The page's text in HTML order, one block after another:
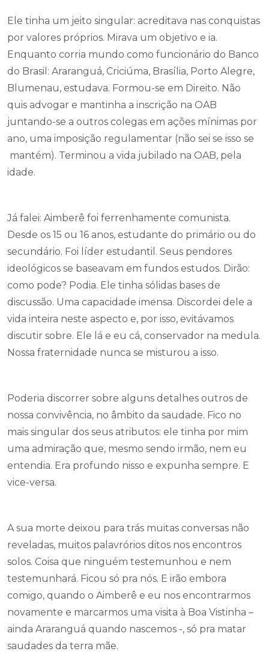
Ele tinha um jeito singular: acreditava nas conquistas
por valores próprios. Mirava um objetivo e ia.
Enquanto corria mundo como funcionário do Banco
do Brasil: Araranguá, Criciúma, Brasília, Porto Alegre,
Blumenau, estudava. Formou-se em Direito. Não
quis advogar e mantinha a inscrição na OAB
juntando-se a outros colegas em ações mínimas por
ano, uma imposição regulamentar (não sei se isso se
mantém). Terminou a vida jubilado na OAB, pela
idade.
Já falei: Aimberê foi ferrenhamente comunista.
Desde os 15 ou 16 anos, estudante do primário ou do
secundário. Foi líder estudantil. Seus pendores
ideológicos se baseavam em fundos estudos. Dirão:
como pode? Podia. Ele tinha sólidas bases de
discussão. Uma capacidade imensa. Discordei dele a
vida inteira neste aspecto e, por isso, evitávamos
discutir sobre. Ele lá e eu cá, conservador na medula.
Nossa fraternidade nunca se misturou a isso.
Poderia discorrer sobre alguns detalhes outros de
nossa convivência, no âmbito da saudade. Fico no
mais singular dos seus atributos: ele tinha por mim
uma admiração que, mesmo sendo irmão, nem eu
entendia. Era profundo nisso e expunha sempre. E
vice-versa.
A sua morte deixou para trás muitas conversas não
reveladas, muitos palavrórios ditos nos encontros
solos. Coisa que ninguém testemunhou e nem
testemunhará. Ficou só pra nós. E irão embora
comigo, quando o Aimberê e eu nos encontrarmos
novamente e marcarmos uma visita à Boa Vistinha –
ainda Araranguá quando nascemos -, só pra matar
saudades da terra mãe.